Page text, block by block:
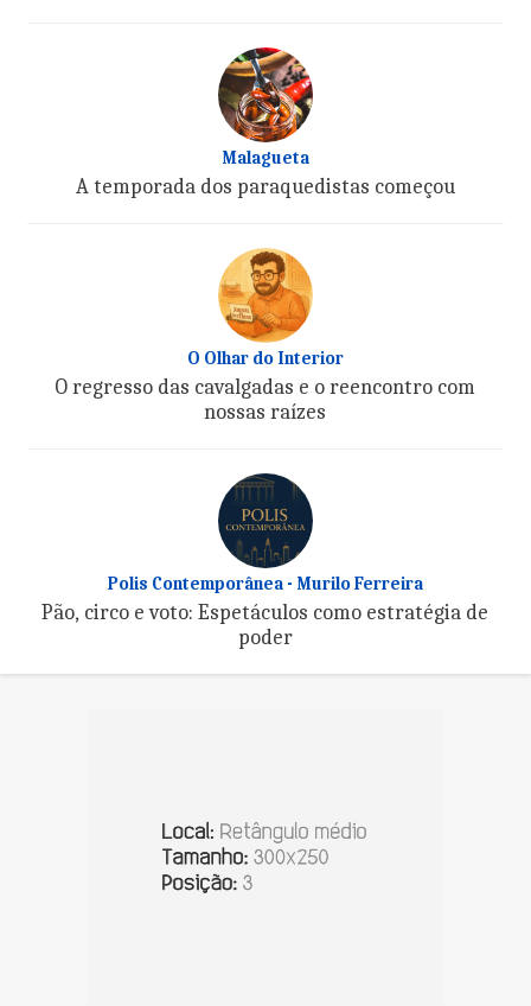
Malagueta
A temporada dos paraquedistas começou
O Olhar do Interior
O regresso das cavalgadas e o reencontro com
nossas raízes
Polis Contemporânea - Murilo Ferreira
Pão, circo e voto: Espetáculos como estratégia de
poder